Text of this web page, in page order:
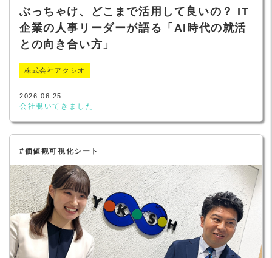
ぶっちゃけ、どこまで活用して良いの？ IT
企業の人事リーダーが語る「AI時代の就活
との向き合い方」
株式会社アクシオ
2026.06.25
会社覗いてきました
#価値観可視化シート